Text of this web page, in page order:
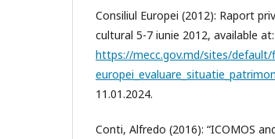
Consiliul Europei (2012): Raport
cultural 5-7 iunie 2012, available at:
https://mecc.gov.md/sites/default/
11.01.2024.
Conti, Alfredo (2016): “ICOMOS